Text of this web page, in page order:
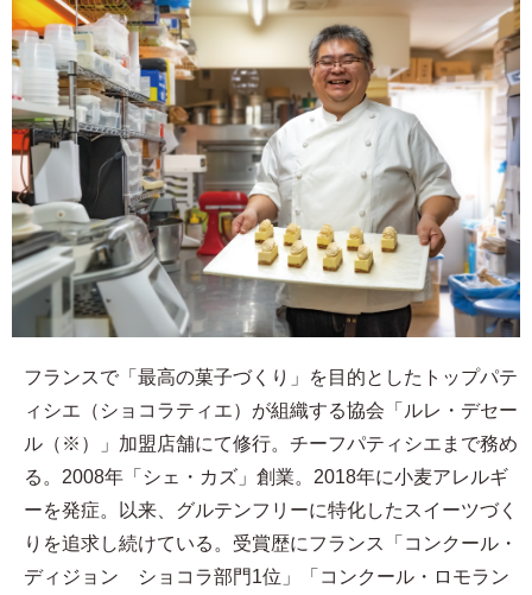
フランスで「最高の菓子づくり」を目的としたトップパテ
ィシエ（ショコラティエ）が組織する協会「ルレ・デセー
ル（※）」加盟店舗にて修行。チーフパティシエまで務め
る。2008年「シェ・カズ」創業。2018年に小麦アレルギ
ーを発症。以来、グルテンフリーに特化したスイーツづく
りを追求し続けている。受賞歴にフランス「コンクール・
ディジョン ショコラ部門1位」「コンクール・ロモラン